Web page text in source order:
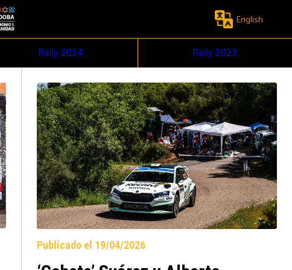
English
Rally 2024 Rally 2023
Publicado el 19/04/2026